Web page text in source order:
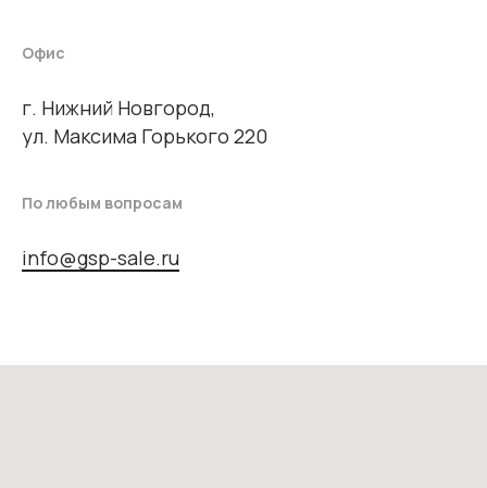
Офис
г. Нижний Новгород,
ул. Максима Горького 220
По любым вопросам
info@gsp-sale.ru